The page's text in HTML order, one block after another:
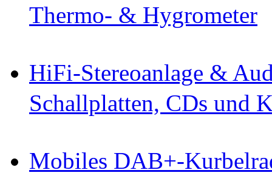
Thermo- & Hygrometer
HiFi-Stereoanlage &
Schallplatten, CDs und
Mobiles DAB+-